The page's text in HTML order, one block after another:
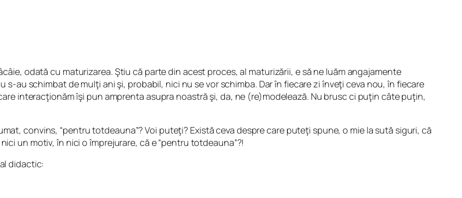
odată cu maturizarea. Ştiu că parte din acest proces, al maturizării, e să ne luăm angajamente
s-au schimbat de mulţi ani şi, probabil, nici nu se vor schimba. Dar în fiecare zi înveţi ceva nou, în fiecare
interacţionăm îşi pun amprenta asupra noastră şi, da, ne (re)modelează. Nu brusc ci puţin câte puţin,
convins, “pentru totdeauna”? Voi puteţi? Există ceva despre care puteţi spune, o mie la sută siguri, că
un motiv, în nici o împrejurare, că e “pentru totdeauna”?!
didactic: